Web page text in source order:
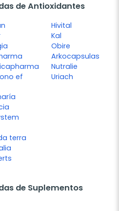
de Antioxidantes
ef
Hivital
Kal
Obire
Arkocapsulas
Nutralie
Uriach
terra
de Suplementos